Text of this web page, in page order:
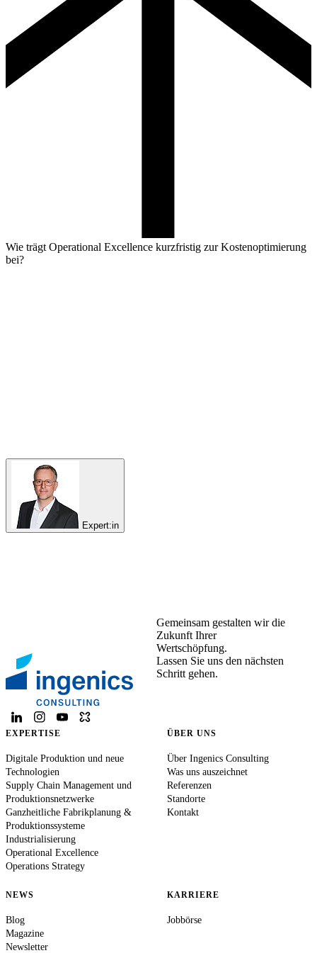
Wie trägt Operational Excellence kurzfristig zur Kostenoptimierung
bei?
Expert:in
Gemeinsam gestalten wir die
Zukunft Ihrer
Wertschöpfung.
Lassen Sie uns den nächsten
Schritt gehen.
EXPERTISE
Digitale Produktion und neue
Technologien
Supply Chain Management und
Produktionsnetzwerke
Ganzheitliche Fabrikplanung &
Produktionssysteme
Industrialisierung
Operational Excellence
Operations Strategy
ÜBER UNS
Über Ingenics Consulting
Was uns auszeichnet
Referenzen
Standorte
Kontakt
NEWS
Blog
Magazine
Newsletter
KARRIERE
Jobbörse